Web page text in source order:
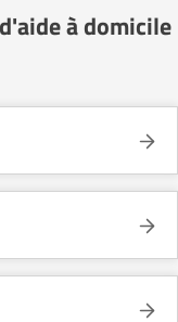
à domicile